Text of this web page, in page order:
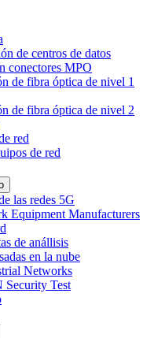
de centros de datos
conectores MPO
de fibra óptica de nivel 1
de fibra óptica de nivel 2
red
de red
las redes 5G
Equipment Manufacturers
de anállisis
en la nube
Networks
Security Test